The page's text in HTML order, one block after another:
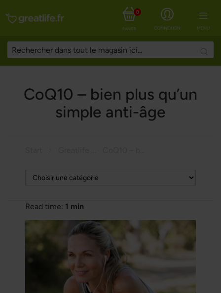
MENU
CONNEXION
PANIER
0
CoQ10 – bien plus qu’un
simple anti-âge
Read time: 1 min